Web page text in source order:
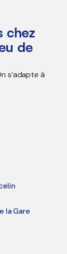
chez
de
s’adapte à
la Gare